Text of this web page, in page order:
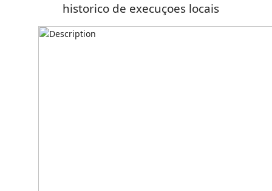
historico de execuçoes locais